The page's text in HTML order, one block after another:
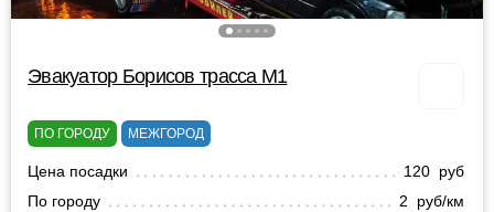
Эвакуатор Борисов трасса М1
ПО ГОРОДУ МЕЖГОРОД
Цена посадки
120 руб
По городу
2 руб/км